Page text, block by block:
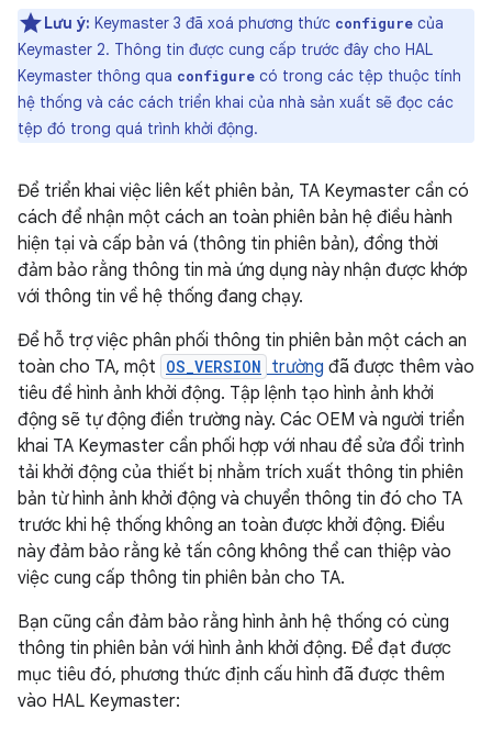
Lưu ý: Keymaster 3 đã xoá phương thức configure của
Keymaster 2. Thông tin được cung cấp trước đây cho HAL
Keymaster thông qua configure có trong các tệp thuộc tính
hệ thống và các cách triển khai của nhà sản xuất sẽ đọc các
tệp đó trong quá trình khởi động.
Để triển khai việc liên kết phiên bản, TA Keymaster cần có
cách để nhận một cách an toàn phiên bản hệ điều hành
hiện tại và cấp bản vá (thông tin phiên bản), đồng thời
đảm bảo rằng thông tin mà ứng dụng này nhận được khớp
với thông tin về hệ thống đang chạy.
Để hỗ trợ việc phân phối thông tin phiên bản một cách an
toàn cho TA, một OS_VERSION trường đã được thêm vào
tiêu đề hình ảnh khởi động. Tập lệnh tạo hình ảnh khởi
động sẽ tự động điền trường này. Các OEM và người triển
khai TA Keymaster cần phối hợp với nhau để sửa đổi trình
tải khởi động của thiết bị nhằm trích xuất thông tin phiên
bản từ hình ảnh khởi động và chuyển thông tin đó cho TA
trước khi hệ thống không an toàn được khởi động. Điều
này đảm bảo rằng kẻ tấn công không thể can thiệp vào
việc cung cấp thông tin phiên bản cho TA.
Bạn cũng cần đảm bảo rằng hình ảnh hệ thống có cùng
thông tin phiên bản với hình ảnh khởi động. Để đạt được
mục tiêu đó, phương thức định cấu hình đã được thêm
vào HAL Keymaster: